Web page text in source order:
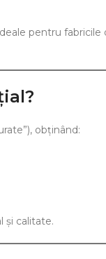
pentru fabricile
obținând:
și calitate.